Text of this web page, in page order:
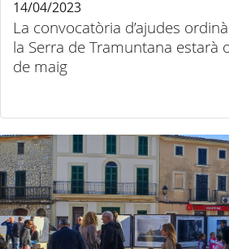
La convocatòria d’ajudes
la Serra de Tramuntana estarà
de maig
14/04/2023